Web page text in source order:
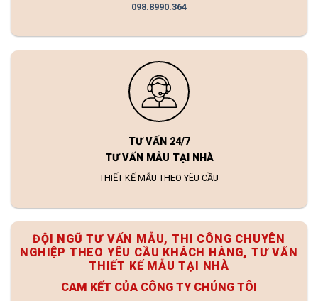
098.8990.364
TƯ VẤN 24/7
TƯ VẤN MẪU TẠI NHÀ
THIẾT KẾ MẪU THEO YÊU CẦU
ĐỘI NGŨ TƯ VẤN MẪU, THI CÔNG CHUYÊN
NGHIỆP THEO YÊU CẦU KHÁCH HÀNG, TƯ VẤN
THIẾT KẾ MẪU TẠI NHÀ
CAM KẾT CỦA CÔNG TY CHÚNG TÔI